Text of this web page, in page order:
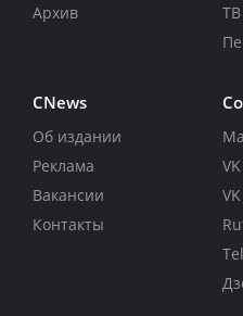
Архив
ТВ
CNews
Об издании
Реклама
Вакансии
Контакты
VK